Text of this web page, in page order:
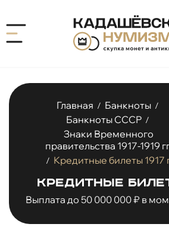
Главная / Банкноты /
Банкноты СССР /
Знаки Временного
правительства 1917-1919
/ Кредитные билеты 1917
Кредитные
Выплата до 50 000 000 ₽ в